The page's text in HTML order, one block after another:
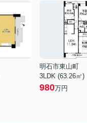
明石市東山町
3LDK (63.26㎡)
980万円